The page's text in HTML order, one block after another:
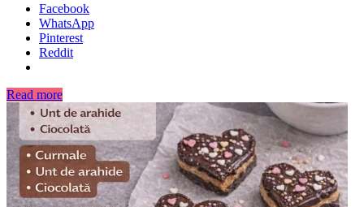
Facebook
WhatsApp
Pinterest
Reddit
Read more